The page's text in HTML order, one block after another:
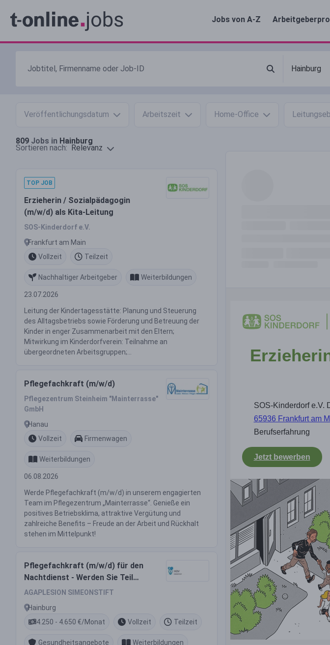
Jobs von A-Z
Veröffentlichungsdatum Arbeitszeit Home-Office
809 Jobs in Hainburg
Sortieren nach: Relevanz
TOP JOB
Erzieherin / Sozialpädagogin
(m/w/d) als Kita-Leitung
SOS-Kinderdorf e.V.
Frankfurt am Main
Vollzeit
Teilzeit
Nachhaltiger Arbeitgeber Weiterbildungen
23.07.2026
Leitung der Kindertagesstätte: Planung und Steuerung
des Alltagsbetriebs sowie Förderung und Betreuung der
Kinder in enger Zusammenarbeit mit den Eltern;
Mitwirkung im Kinderdorfverein: Teilnahme an
übergeordneten Arbeitsgruppen;...
Pflegefachkraft (m/w/d)
Pflegezentrum Steinheim "Mainterrasse"
GmbH
Hanau
Vollzeit
Firmenwagen
Weiterbildungen
06.08.2026
Werde Pflegefachkraft (m/w/d) in unserem engagierten
Team im Pflegezentrum „Mainterrasse“. Genieße ein
positives Betriebsklima, attraktive Vergütung und
zahlreiche Benefits – Freude an der Arbeit und Rückhalt
stehen im Mittelpunkt!
Pflegefachkraft (m/w/d) für den
Nachtdienst - Werden Sie Teil
unseres Teams!
AGAPLESION SIMEONSTIFT
Hainburg
4.250 - 4.650 €/Monat
Vollzeit Teilzeit
Gesundheitsangebote Weiterbildungen